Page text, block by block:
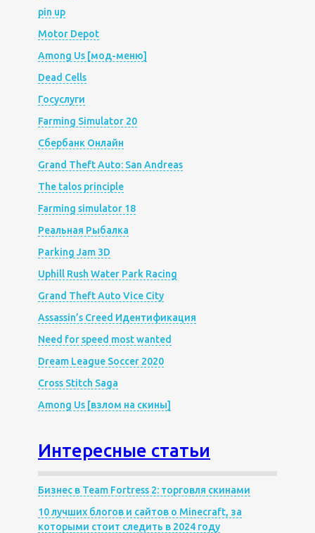
pin up
Motor Depot
Among Us [мод-меню]
Dead Cells
Госуслуги
Farming Simulator 20
Сбербанк Онлайн
Grand Theft Auto: San Andreas
The talos principle
Farming simulator 18
Реальная Рыбалка
Parking Jam 3D
Uphill Rush Water Park Racing
Grand Theft Auto Vice City
Assassin’s Creed Идентификация
Need for speed most wanted
Dream League Soccer 2020
Cross Stitch Saga
Among Us [взлом на скины]
Интересные статьи
Бизнес в Team Fortress 2: торговля скинами
10 лучших блогов и сайтов о Minecraft, за
которыми стоит следить в 2024 году